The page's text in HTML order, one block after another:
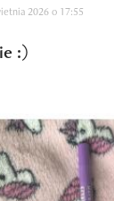
2026 o 17:55
:)